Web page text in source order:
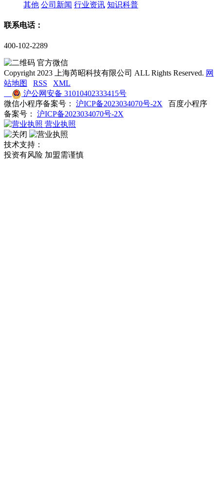
其他 公司新闻 行业资讯 知识科普
联系电话：
400-102-2289
官方微信
Copyright 2023 上海芮昭科技有限公司 ALL Rights Reserved. 网
站地图
RSS
XML
沪公网安备 31010402333415号
微信小程序备案号： 沪ICP备2023034070号-2X 百度小程序
备案号： 沪ICP备2023034070号-2X
营业执照
技术支持：
投资有风险 加盟需谨慎